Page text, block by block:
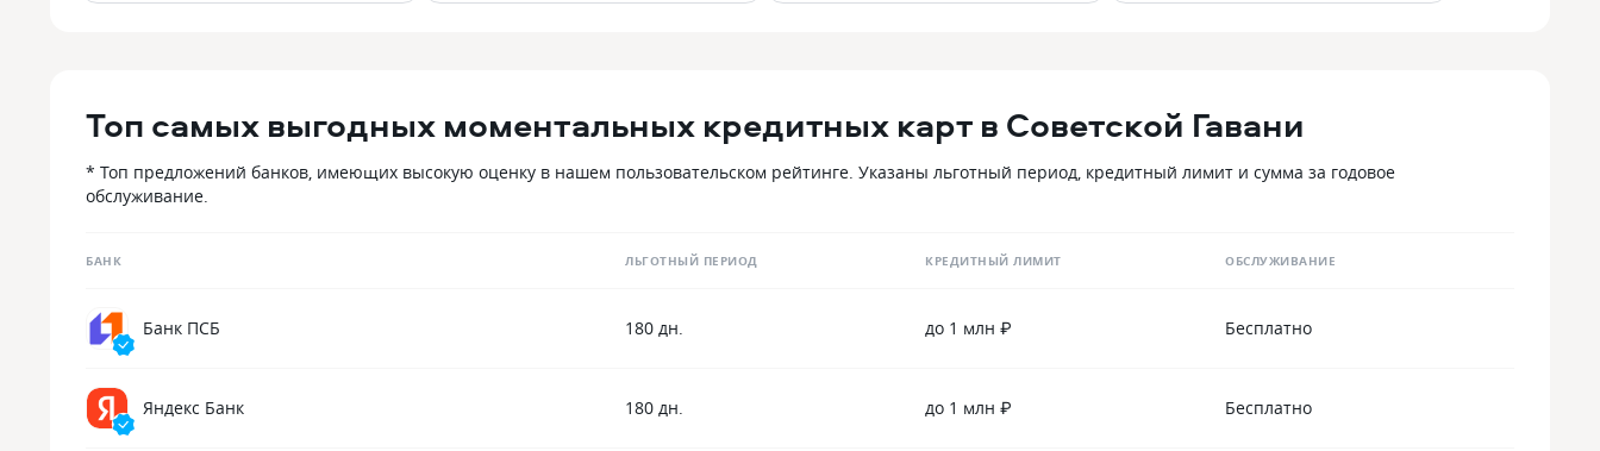
Топ самых выгодных моментальных кредитных карт в Советской Гавани
* Топ предложений банков, имеющих высокую оценку в нашем пользовательском рейтинге. Указаны льготный период, кредитный лимит и сумма за годовое
обслуживание.
БАНК ЛЬГОТНЫЙ ПЕРИОД КРЕДИТНЫЙ ЛИМИТ ОБСЛУЖИВАНИЕ
Банк ПСБ 180 дн. до 1 млн ₽ Бесплатно
Яндекс Банк 180 дн. до 1 млн ₽ Бесплатно